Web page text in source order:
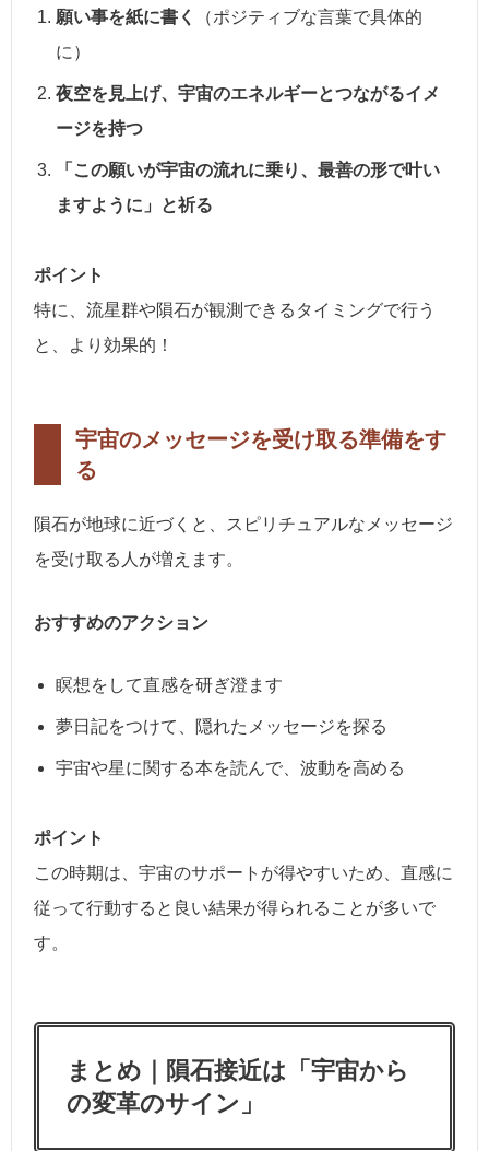
願い事を紙に書く
（ポジティブな言葉で具体的
に）
夜空を見上げ、宇宙のエネルギーとつながるイメ
ージを持つ
「この願いが宇宙の流れに乗り、最善の形で叶い
ますように」と祈る
ポイント
特に、流星群や隕石が観測できるタイミングで行う
と、より効果的！
宇宙のメッセージを受け取る準備をす
る
隕石が地球に近づくと、スピリチュアルなメッセージ
を受け取る人が増えます。
おすすめのアクション
瞑想をして直感を研ぎ澄ます
夢日記をつけて、隠れたメッセージを探る
宇宙や星に関する本を読んで、波動を高める
ポイント
この時期は、宇宙のサポートが得やすいため、直感に
従って行動すると良い結果が得られることが多いで
す。
まとめ｜隕石接近は「宇宙から
の変革のサイン」